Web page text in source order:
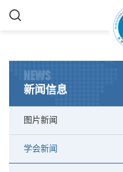
NEWS
新闻信息
图片新闻
学会新闻